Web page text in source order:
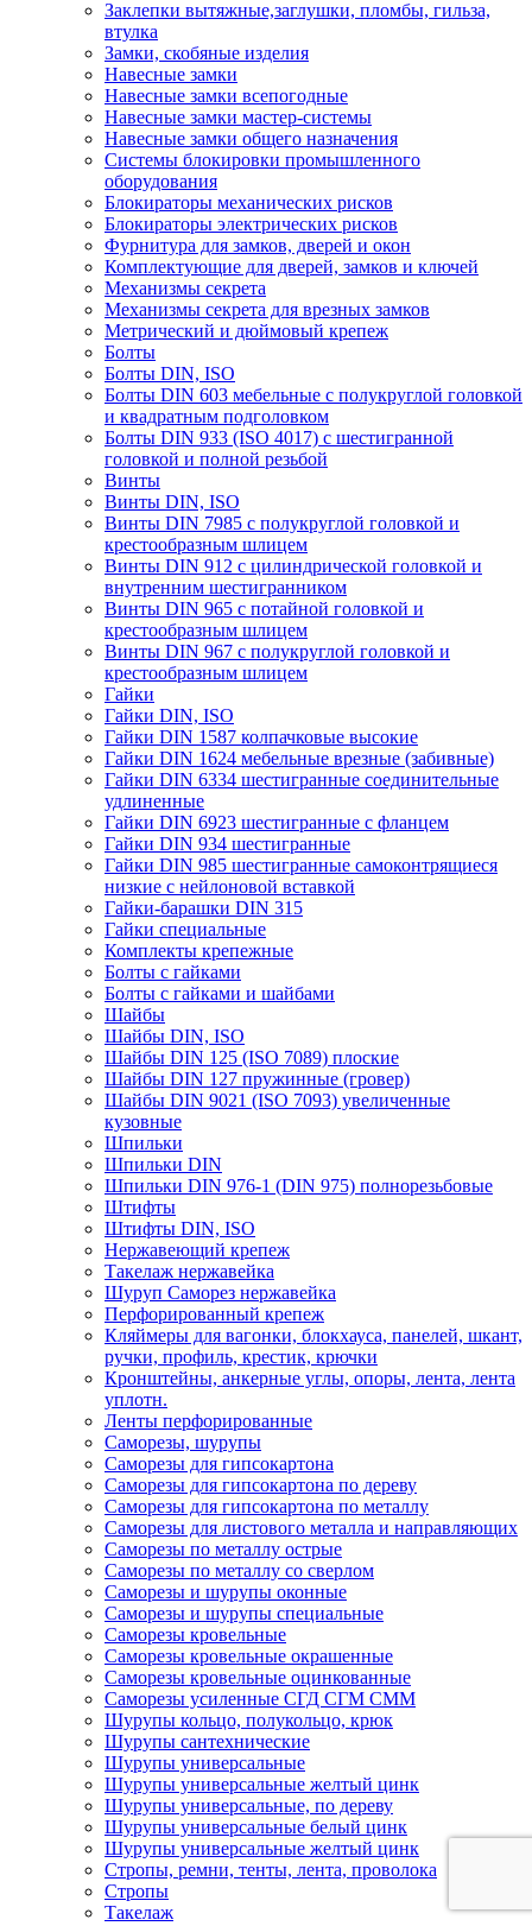
Заклепки вытяжные,заглушки, пломбы, гильза,
втулка
Замки, скобяные изделия
Навесные замки
Навесные замки всепогодные
Навесные замки мастер-системы
Навесные замки общего назначения
Системы блокировки промышленного
оборудования
Блокираторы механических рисков
Блокираторы электрических рисков
Фурнитура для замков, дверей и окон
Комплектующие для дверей, замков и ключей
Механизмы секрета
Механизмы секрета для врезных замков
Метрический и дюймовый крепеж
Болты
Болты DIN, ISO
Болты DIN 603 мебельные с полукруглой головкой
и квадратным подголовком
Болты DIN 933 (ISO 4017) с шестигранной
головкой и полной резьбой
Винты
Винты DIN, ISO
Винты DIN 7985 с полукруглой головкой и
крестообразным шлицем
Винты DIN 912 с цилиндрической головкой и
внутренним шестигранником
Винты DIN 965 с потайной головкой и
крестообразным шлицем
Винты DIN 967 с полукруглой головкой и
крестообразным шлицем
Гайки
Гайки DIN, ISO
Гайки DIN 1587 колпачковые высокие
Гайки DIN 1624 мебельные врезные (забивные)
Гайки DIN 6334 шестигранные соединительные
удлиненные
Гайки DIN 6923 шестигранные с фланцем
Гайки DIN 934 шестигранные
Гайки DIN 985 шестигранные самоконтрящиеся
низкие с нейлоновой вставкой
Гайки-барашки DIN 315
Гайки специальные
Комплекты крепежные
Болты с гайками
Болты с гайками и шайбами
Шайбы
Шайбы DIN, ISO
Шайбы DIN 125 (ISO 7089) плоские
Шайбы DIN 127 пружинные (гровер)
Шайбы DIN 9021 (ISO 7093) увеличенные
кузовные
Шпильки
Шпильки DIN
Шпильки DIN 976-1 (DIN 975) полнорезьбовые
Штифты
Штифты DIN, ISO
Нержавеющий крепеж
Такелаж нержавейка
Шуруп Саморез нержавейка
Перфорированный крепеж
Кляймеры для вагонки, блокхауса, панелей, шкант,
ручки, профиль, крестик, крючки
Кронштейны, анкерные углы, опоры, лента, лента
уплотн.
Ленты перфорированные
Саморезы, шурупы
Саморезы для гипсокартона
Саморезы для гипсокартона по дереву
Саморезы для гипсокартона по металлу
Саморезы для листового металла и направляющих
Саморезы по металлу острые
Саморезы по металлу со сверлом
Саморезы и шурупы оконные
Саморезы и шурупы специальные
Саморезы кровельные
Саморезы кровельные окрашенные
Саморезы кровельные оцинкованные
Саморезы усиленные СГД СГМ СММ
Шурупы кольцо, полукольцо, крюк
Шурупы сантехнические
Шурупы универсальные
Шурупы универсальные желтый цинк
Шурупы универсальные, по дереву
Шурупы универсальные белый цинк
Шурупы универсальные желтый цинк
Стропы, ремни, тенты, лента, проволока
Стропы
Такелаж